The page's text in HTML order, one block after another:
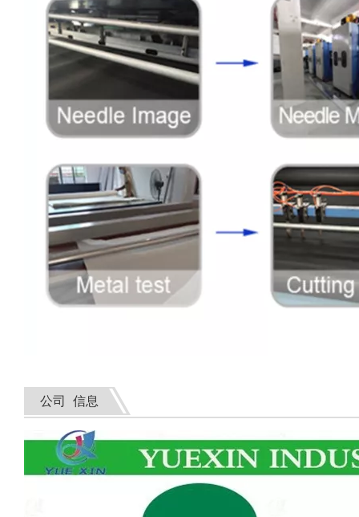
公司 信息